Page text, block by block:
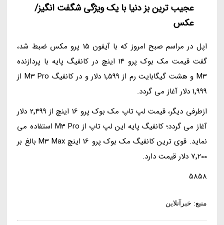
عجیب ترین بز دنیا با یک ویژگی شگفت انگیز/
عکس
اپل در مراسم صبح امروز که با آیفون 15 پرو مکس ضبط شد،
گفت قیمت مک بوک پرو 14 اینچ در کانفیگ پایه با پردازنده
M3 و هشت گیگابایت رم از 1٬599 دلار و در کانفیگ M3 Pro از
1٬999 دلار آغاز می گردد.
ازطرفی دیگر، قیمت لپ تاپ مک بوک پرو 16 اینچ از 2٬499 دلار
آغاز می گردد؛ کانفیگ پایه این لپ تاپ از M3 Pro استفاده می
نماید. قوی ترین کانفیگ مک بوک پرو 16 اینچ M3 Max بالغ بر
7٬200 دلار قیمت دارد.
5858
منبع: خبرآنلاین